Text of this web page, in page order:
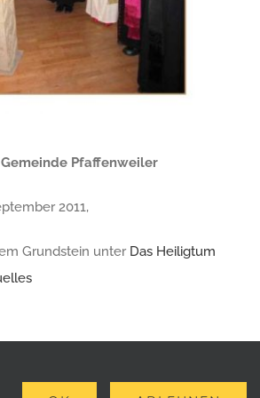
Pfaffenweiler
2011,
Grundstein unter Das Heiligtum